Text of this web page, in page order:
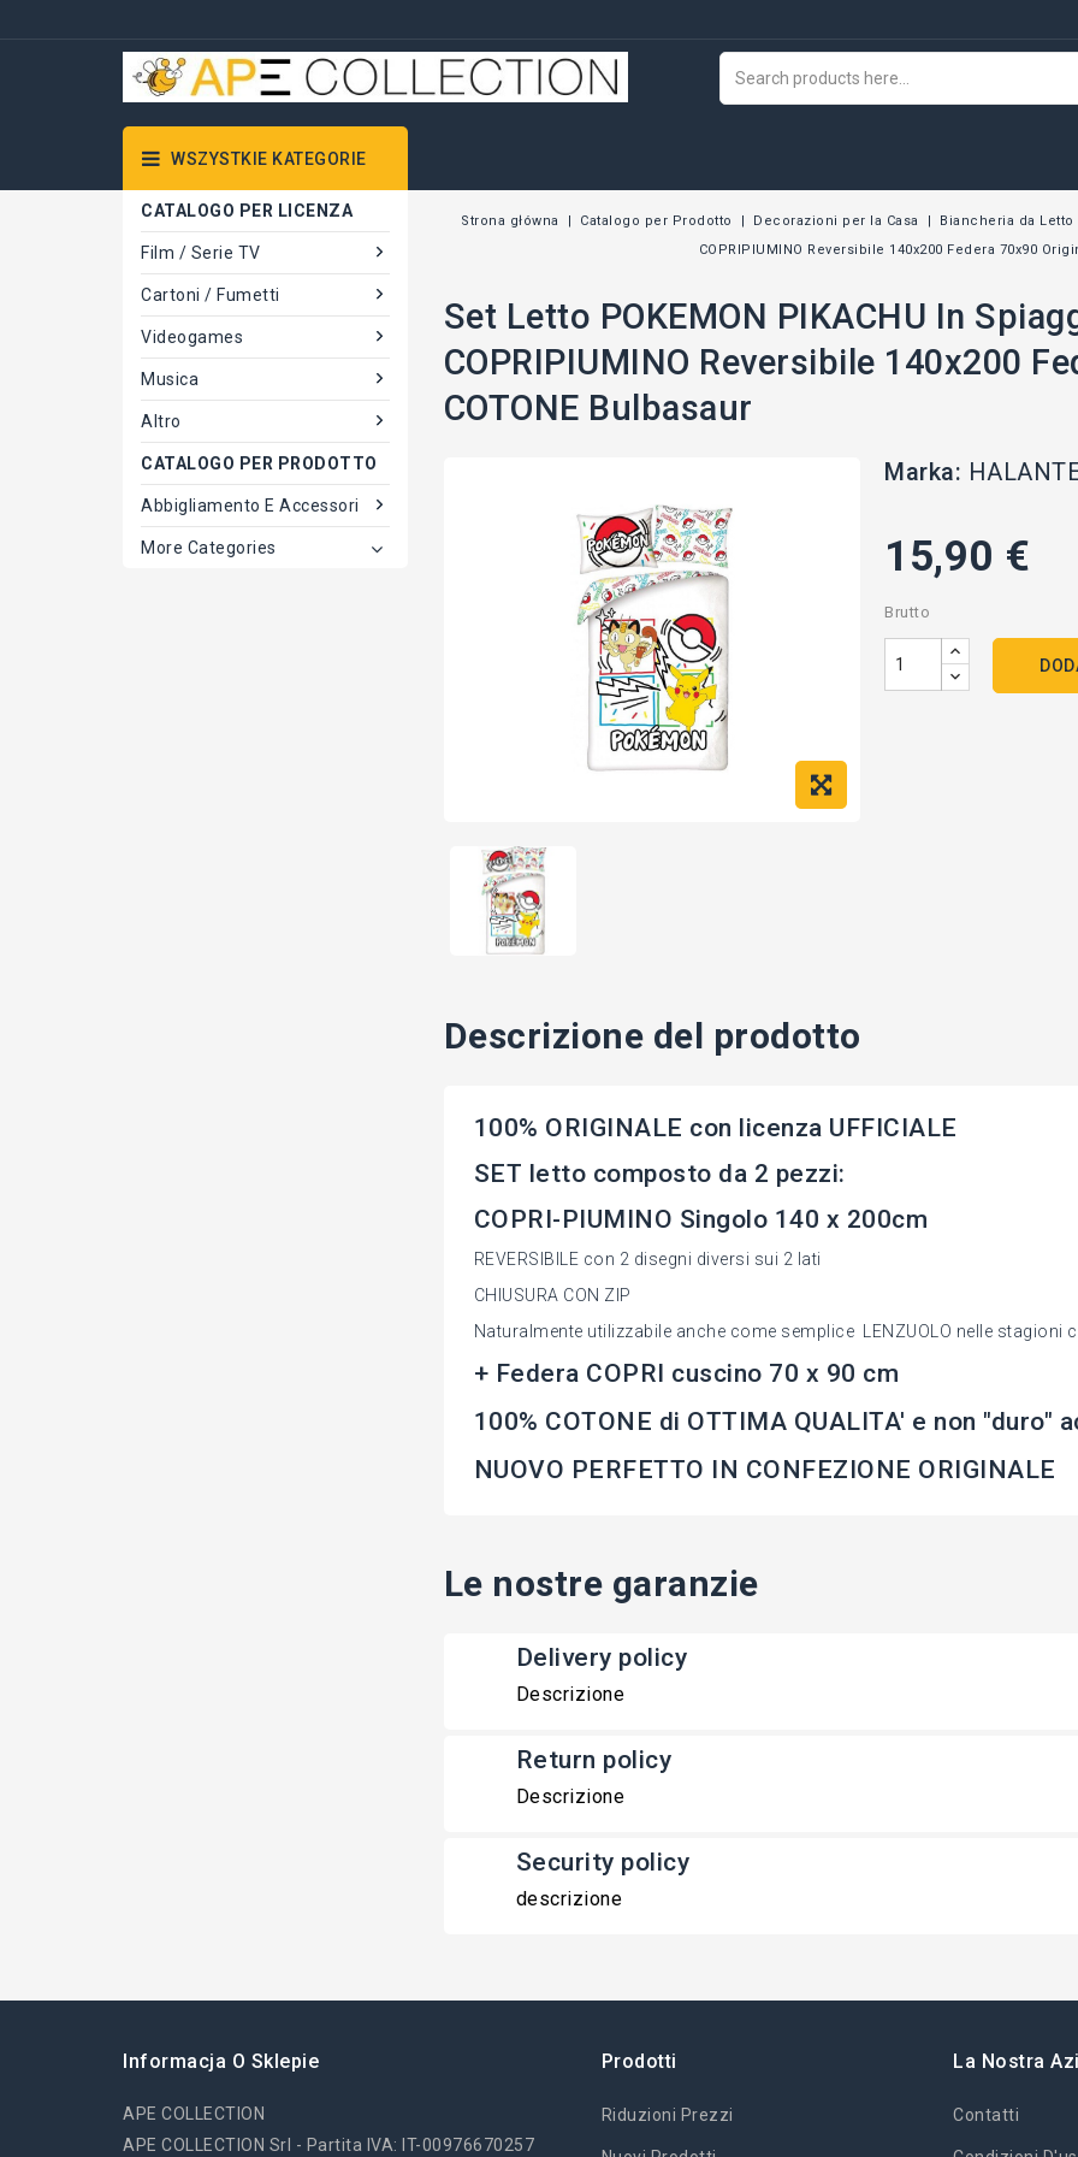
WSZYSTKIE KATEGORIE
CATALOGO PER LICENZA
Film / Serie TV
Cartoni / Fumetti
Videogames
Musica
Altro
CATALOGO PER PRODOTTO
Abbigliamento E Accessori
More Categories
Strona główna Catalogo per Prodotto Decorazioni per la Casa Biancheria da Letto
COPRIPIUMINO Reversibile 140x200 Federa 70x90
Set Letto POKEMON PIKACHU In
COPRIPIUMINO Reversibile 140x200
COTONE Bulbasaur
Marka:
15,90 €
Brutto
Descrizione del prodotto
100% ORIGINALE con licenza UFFICIALE
SET letto composto da 2 pezzi:
COPRI-PIUMINO Singolo 140 x 200cm
REVERSIBILE con 2 disegni diversi sui 2 lati
CHIUSURA CON ZIP
Naturalmente utilizzabile anche come semplice LENZUOLO nelle stagioni
+ Federa COPRI cuscino 70 x 90 cm
100% COTONE di OTTIMA QUALITA' e non "duro"
NUOVO PERFETTO IN CONFEZIONE ORIGINALE
Le nostre garanzie
Delivery policy
Descrizione
Return policy
Descrizione
Security policy
descrizione
Informacja O Sklepie
APE COLLECTION
APE COLLECTION Srl - Partita IVA: IT-00976670257
Prodotti
Riduzioni Prezzi
La Nostra
Contatti